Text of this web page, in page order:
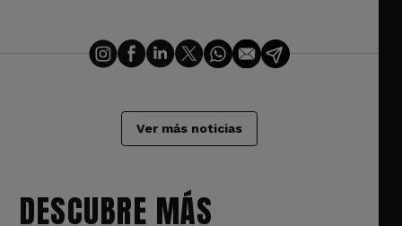
Ver más noticias
DESCUBRE MÁS